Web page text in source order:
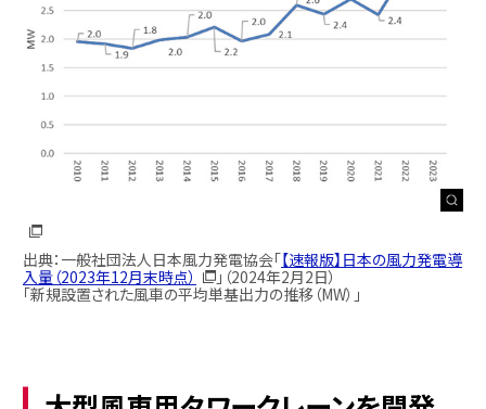
出典：一般社団法人日本風力発電協会「【速報版】日本の風力発電導
入量（2023年12月末時点）
」（2024年2月2日）
「新規設置された風車の平均単基出力の推移（MW）」